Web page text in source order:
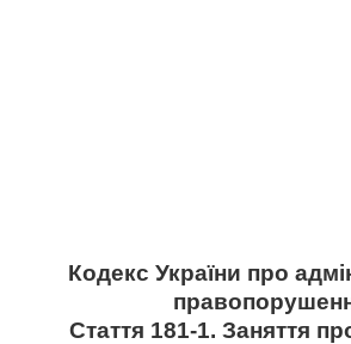
Кодекс України про
Стаття 181-1. Заняття